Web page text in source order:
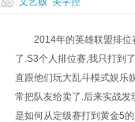
2014年的英雄联盟排位
了.S3个人排位赛,我只打到
直跟他们玩大乱斗模式娱乐
常把队友给卖了.后来实战
是如何从定级赛打到黄金5的.